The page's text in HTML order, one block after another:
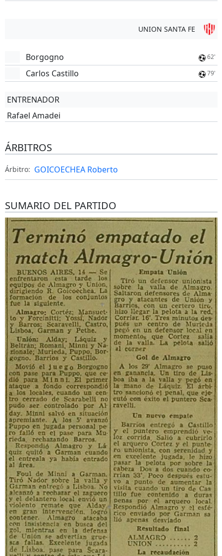
UNION SANTA FE
Borgogno 62'
Carlos Castillo 79'
ENTRENADOR
Rafael Amadei
ÁRBITROS
Árbitro: GOICOECHEA Roberto
SUMARIO DEL PARTIDO